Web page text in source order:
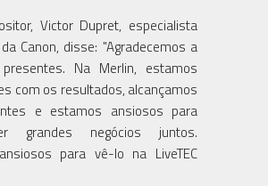
Victor Dupret, especialista
Canon, disse: "Agradecemos a
Na Merlin, estamos
com os resultados, alcançamos
e estamos ansiosos para
grandes negócios juntos.
para vê-lo na LiveTEC